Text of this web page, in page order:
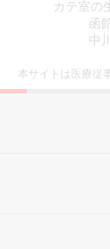
カテ室の
函
中
本サイトは医療従